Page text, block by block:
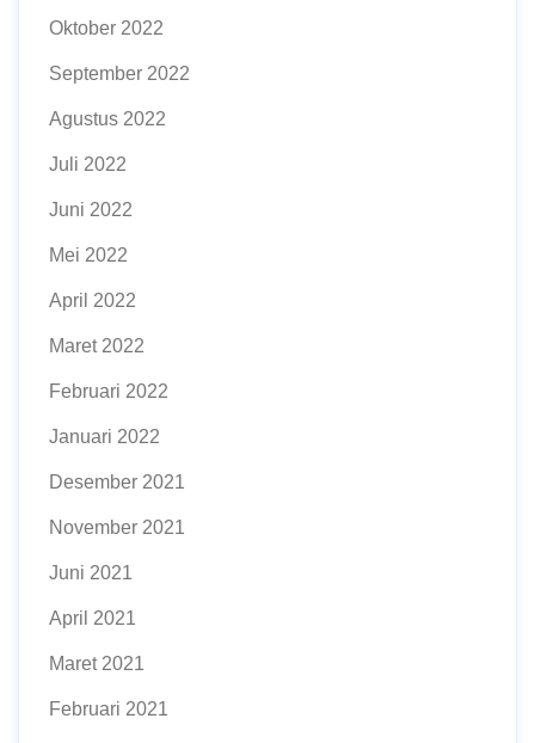
Oktober 2022
September 2022
Agustus 2022
Juli 2022
Juni 2022
Mei 2022
April 2022
Maret 2022
Februari 2022
Januari 2022
Desember 2021
November 2021
Juni 2021
April 2021
Maret 2021
Februari 2021